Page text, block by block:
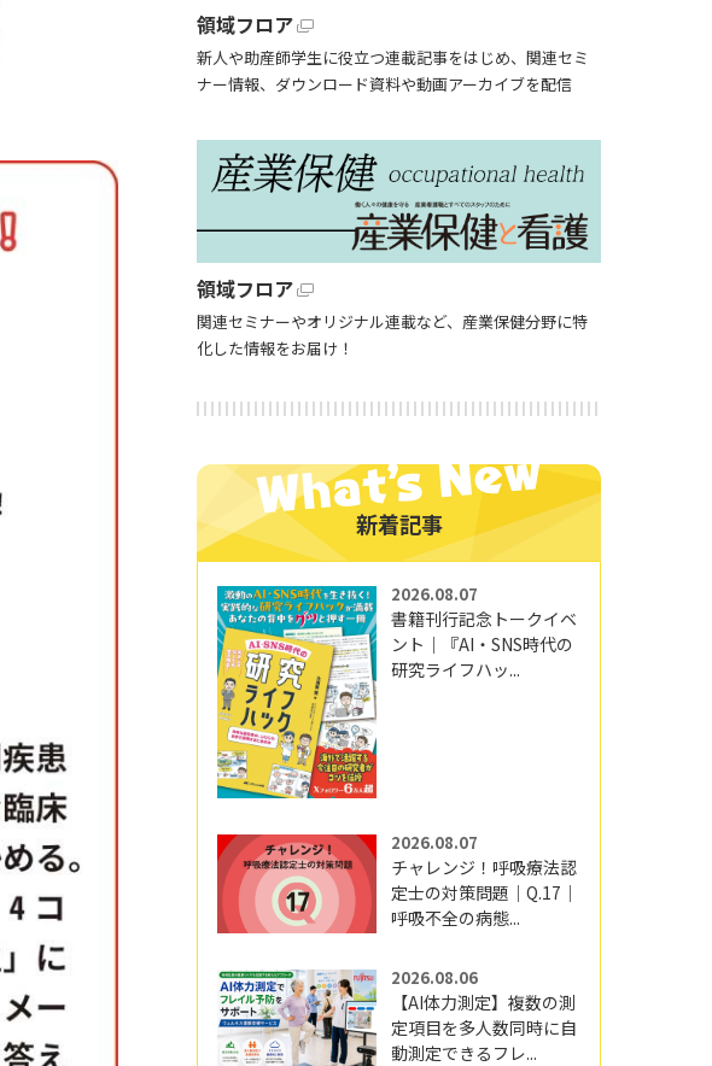
領域フロア
新人や助産師学生に役立つ連載記事をはじめ、関連セミ
ナー情報、ダウンロード資料や動画アーカイブを配信
領域フロア
関連セミナーやオリジナル連載など、産業保健分野に特
化した情報をお届け！
新着記事
2026.08.07
書籍刊行記念トークイベ
ント｜『AI・SNS時代の
研究ライフハッ...
2026.08.07
チャレンジ！呼吸療法認
定士の対策問題｜Q.17｜
呼吸不全の病態...
2026.08.06
【AI体力測定】複数の測
定項目を多人数同時に自
動測定できるフレ...